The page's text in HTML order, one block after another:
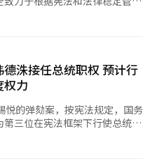
势可能导致明年经济增长率至
市场内逛街的市民【图片来源
，政府已做好与包括朝野在内
党党鞭权性东对这一提议表示
如既往地通过党政合作，对政
，但在记者会10分钟前突然宣
德洙接任总统职权 预计行
权力
的弹劾案，按宪法规定，国务
三位在宪法框架下行使总统权
和2016年朴槿惠政府在总统